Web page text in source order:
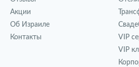
Акции
Об Израиле
Контакты
VIP
VIP